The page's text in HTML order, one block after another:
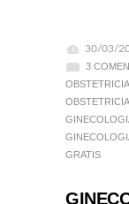
30/03/
3
GRATIS